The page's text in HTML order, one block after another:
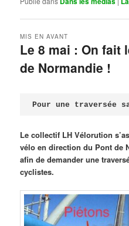
Le 8 mai : On fait
de Normandie !
MIS EN AVANT
Pour une traversée
Le collectif LH Vélorution
vélo en direction du Pont de
afin de demander une
cyclistes.